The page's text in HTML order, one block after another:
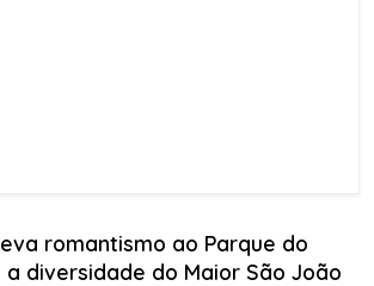
romantismo ao Parque do
diversidade do Maior São João